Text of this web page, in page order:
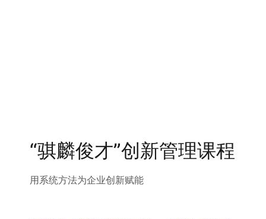
“骐麟俊才”创新管理课程
用系统方法为企业创新赋能